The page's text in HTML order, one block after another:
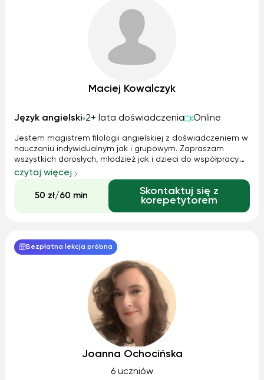
Maciej Kowalczyk
Język angielski 2+ lata doświadczenia Online
Jestem magistrem filologii angielskiej z doświadczeniem w
nauczaniu indywidualnym jak i grupowym. Zapraszam
wszystkich dorosłych, młodzież jak i dzieci do współpracy.
Materiał i sposób przeprowadzania zajęć przygotowuję
oraz dostosowuję do indywidualnych potrzeb każdego
ucznia.
czytaj więcej
50 zł/60 min
Skontaktuj się z
korepetytorem
Bezpłatna lekcja próbna
Joanna Ochocińska
6 uczniów